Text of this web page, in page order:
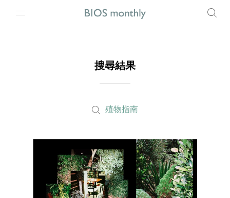
搜尋結果
殖物指南